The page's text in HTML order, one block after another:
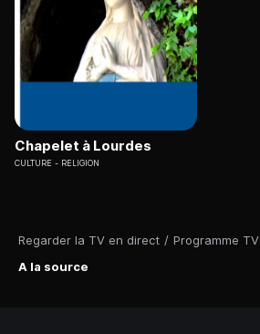
Regarder la TV en direct / Programme TV
A la source
Chapelet à Lourdes
CULTURE RELIGION